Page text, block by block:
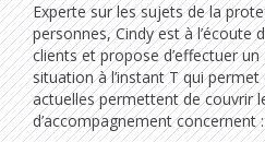
Experte sur les sujets de la
personnes, Cindy est à l’écoute
clients et propose d’effectuer
situation à l’instant T qui
actuelles permettent de couvrir
d’accompagnement concernent :